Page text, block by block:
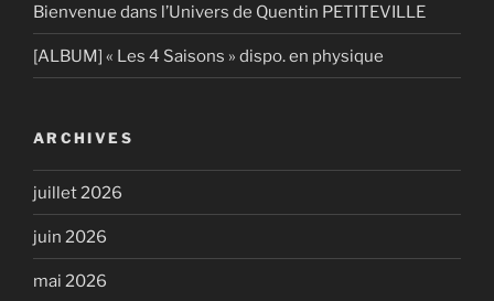
Bienvenue dans l’Univers de Quentin PETITEVILLE
[ALBUM] « Les 4 Saisons » dispo. en physique
ARCHIVES
juillet 2026
juin 2026
mai 2026